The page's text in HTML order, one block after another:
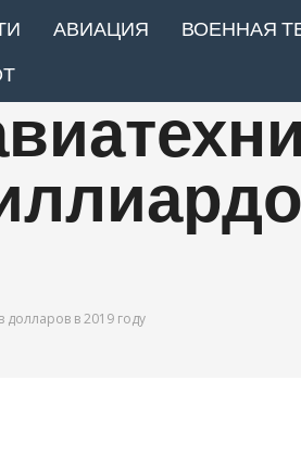
АВИАЦИЯ ВОЕННАЯ
долларов в 2019 году